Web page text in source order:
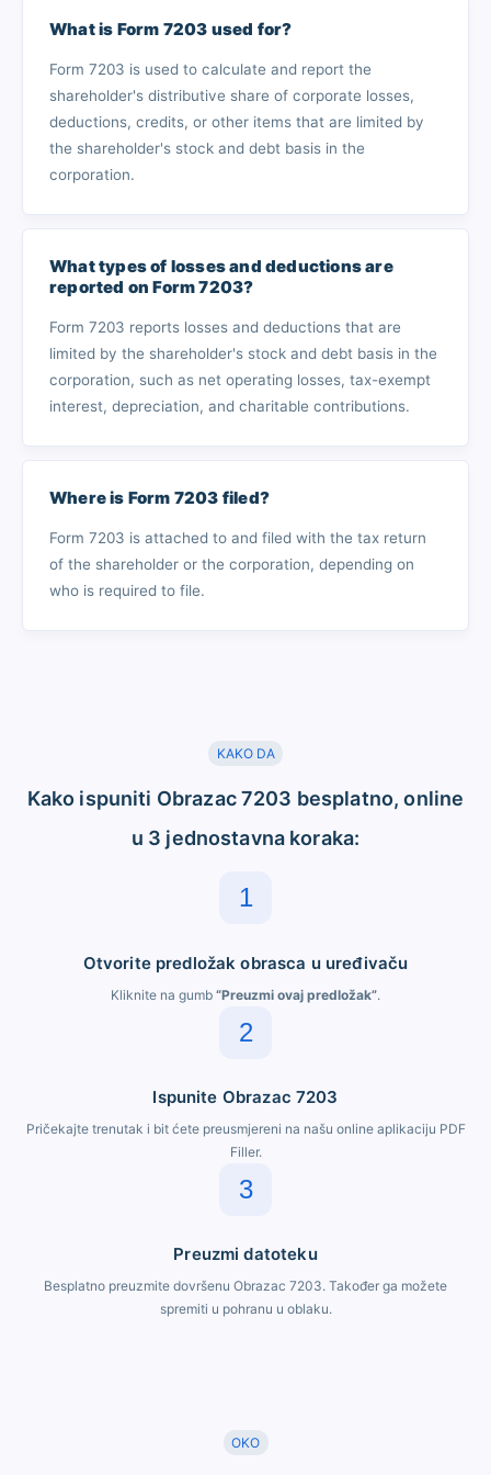
What is Form 7203 used for?
Form 7203 is used to calculate and report the
shareholder's distributive share of corporate losses,
deductions, credits, or other items that are limited by
the shareholder's stock and debt basis in the
corporation.
What types of losses and deductions are
reported on Form 7203?
Form 7203 reports losses and deductions that are
limited by the shareholder's stock and debt basis in the
corporation, such as net operating losses, tax-exempt
interest, depreciation, and charitable contributions.
Where is Form 7203 filed?
Form 7203 is attached to and filed with the tax return
of the shareholder or the corporation, depending on
who is required to file.
KAKO DA
Kako ispuniti Obrazac 7203 besplatno, online
u 3 jednostavna koraka:
1
Otvorite predložak obrasca u uređivaču
Kliknite na gumb “Preuzmi ovaj predložak”.
2
Ispunite Obrazac 7203
Pričekajte trenutak i bit ćete preusmjereni na našu online aplikaciju PDF
Filler.
3
Preuzmi datoteku
Besplatno preuzmite dovršenu Obrazac 7203. Također ga možete
spremiti u pohranu u oblaku.
OKO